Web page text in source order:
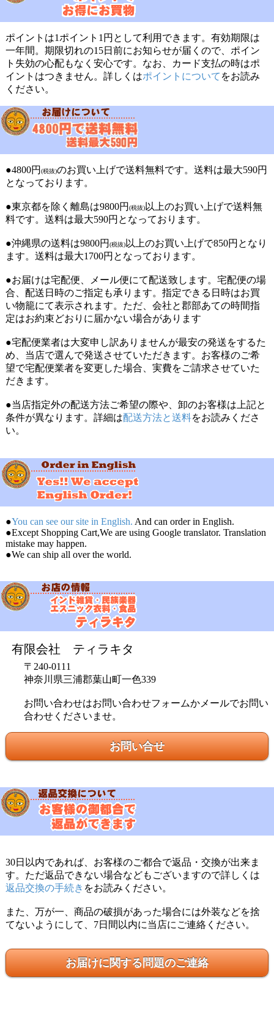
ポイントは1ポイント1円として利用できます。有効期限は
一年間。期限切れの15日前にお知らせが届くので、ポイン
ト失効の心配もなく安心です。なお、カード支払の時はポ
イントはつきません。詳しくはポイントについて をお読み
ください。
●4800円 (税抜)のお買い上げで送料無料です。送料は最大590円
となっております。
●東京都を除く離島は9800円 (税抜)以上のお買い上げで送料無
料です。送料は最大590円となっております。
●沖縄県の送料は9800円 (税抜)以上のお買い上げで850円となり
ます。送料は最大1700円となっております。
●お届けは宅配便、メール便にて配送致します。宅配便の場
合、配送日時のご指定も承ります。指定できる日時はお買
い物籠にて表示されます。ただ、会社と郡部あての時間指
定はお約束どおりに届かない場合があります
●宅配便業者は大変申し訳ありませんが最安の発送をするた
め、当店で選んで発送させていただきます。お客様のご希
望で宅配便業者を変更した場合、実費をご請求させていた
だきます。
●当店指定外の配送方法ご希望の際や、卸のお客様は上記と
条件が異なります。詳細は配送方法と送料をお読みくださ
い。
●You can see our site in English. And can order in English.
●Except Shopping Cart,We are using Google translator. Translation
mistake may happen.
●We can ship all over the world.
有限会社 ティラキタ
〒240-0111
神奈川県三浦郡葉山町一色339
お問い合わせはお問い合わせフォームかメールでお問い
合わせくださいませ。
お問い合せ
30日以内であれば、お客様のご都合で返品・交換が出来ま
す。ただ返品できない場合などもございますので詳しくは
返品交換の手続き をお読みください。
また、万が一、商品の破損があった場合には外装などを捨
てないようにして、7日間以内に当店にご連絡ください。
お届けに関する問題のご連絡